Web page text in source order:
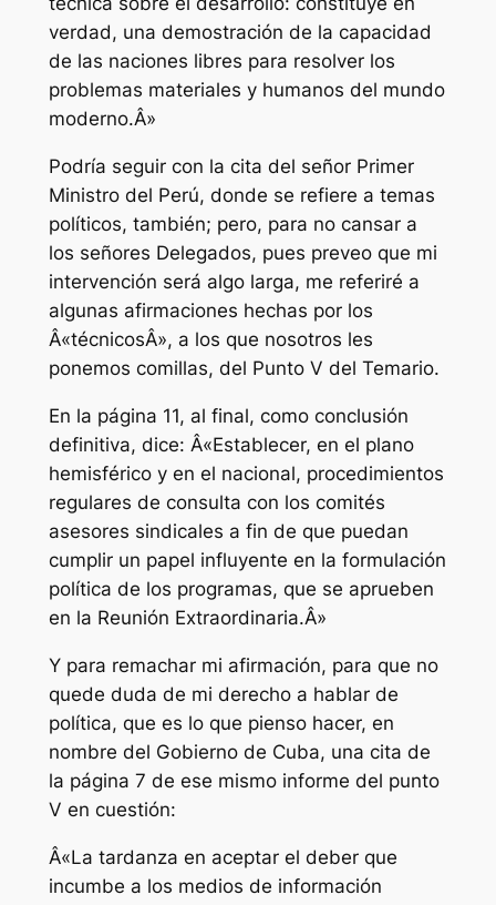
verdad, una demostración de la capacidad
de las naciones libres para resolver los
problemas materiales y humanos del mundo
moderno.Â»
Podría seguir con la cita del señor Primer
Ministro del Perú, donde se refiere a temas
políticos, también; pero, para no cansar a
los señores Delegados, pues preveo que mi
intervención será algo larga, me referiré a
algunas afirmaciones hechas por los
Â«técnicosÂ», a los que nosotros les
ponemos comillas, del Punto V del Temario.
En la página 11, al final, como conclusión
definitiva, dice: Â«Establecer, en el plano
hemisférico y en el nacional, procedimientos
regulares de consulta con los comités
asesores sindicales a fin de que puedan
cumplir un papel influyente en la formulación
política de los programas, que se aprueben
en la Reunión Extraordinaria.Â»
Y para remachar mi afirmación, para que no
quede duda de mi derecho a hablar de
política, que es lo que pienso hacer, en
nombre del Gobierno de Cuba, una cita de
la página 7 de ese mismo informe del punto
V en cuestión:
Â«La tardanza en aceptar el deber que
incumbe a los medios de información